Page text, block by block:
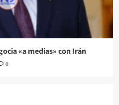
«a medias» con Irán
0